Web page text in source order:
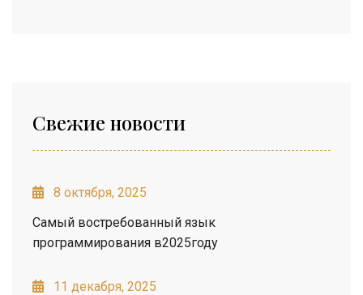
Свежие новости
8 октября, 2025
Самый востребованный язык
программирования в2025году
11 декабря, 2025